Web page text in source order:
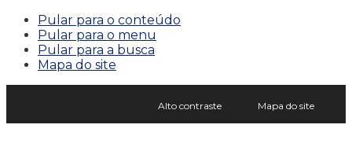
Pular para o conteúdo
Pular para o menu
Pular para a busca
Mapa do site
Alto contraste Mapa do site